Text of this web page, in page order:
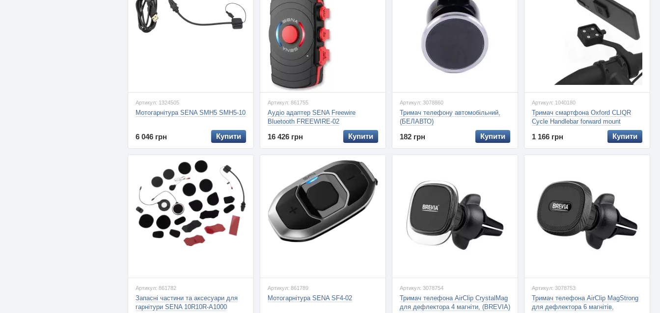
Артикул: 1324505
Мотогарнітура SENA SMH5 SMH5-10
6 046 грн Купити
Артикул: 861755
Аудіо адаптер SENA Freewire
Bluetooth FREEWIRE-02
16 426 грн Купити
Артикул: 3078860
Тримач телефону автомобільний,
(БЕЛАВТО)
182 грн Купити
Артикул: 1040180
Тримач смартфона Oxford CLIQR
Cycle Handlebar forward mount
1 166 грн Купити
Артикул: 861782
Запасні частини та аксесуари для
гарнітури SENA 10R10R-A1000
Артикул: 861789
Мотогарнітура SENA SF4-02
Артикул: 3078754
Тримач телефона AirClip СrystalMag
для дефлектора 4 магніти, (BREVIA)
Артикул: 3078753
Тримач телефона AirClip MagStrong
для дефлектора 6 магнітів,